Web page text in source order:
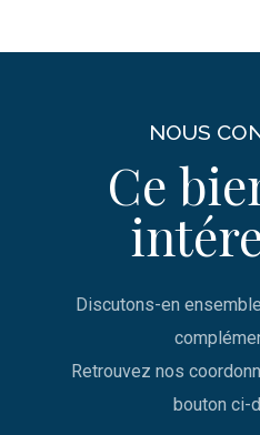
NOUS
Ce
Discutons-en
Retrouvez nos
bouton ci-